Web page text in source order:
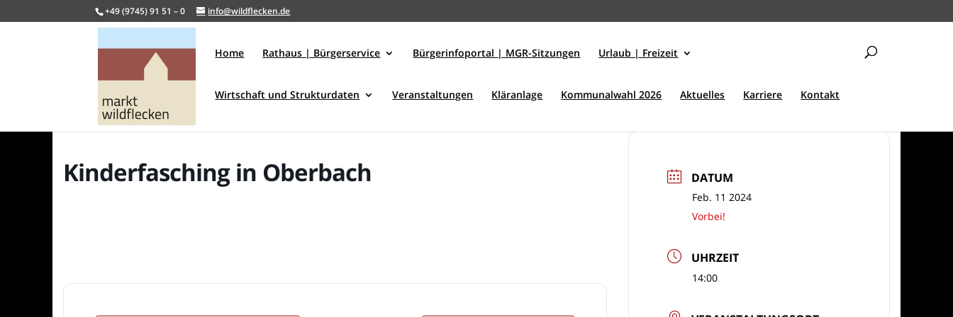
+49 (9745) 91 51 – 0 info@wildflecken.de
Home Rathaus | Bürgerservice Bürgerinfoportal | MGR-Sitzungen Urlaub | Freizeit
Wirtschaft und Strukturdaten Veranstaltungen Kläranlage Kommunalwahl 2026 Aktuelles Karriere Kontakt
Kinderfasching in Oberbach DATUM
Feb. 11 2024
Vorbei!
UHRZEIT
14:00